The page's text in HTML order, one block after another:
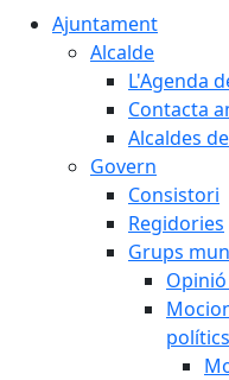
Ajuntament
Alcalde
L'Agenda
Contacta
Alcaldes
Govern
Consistori
Regidories
Grups
polítics